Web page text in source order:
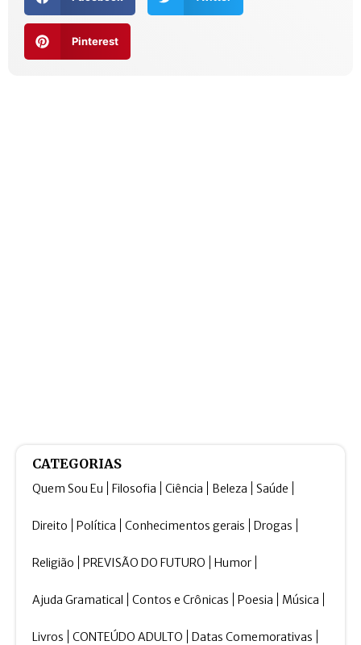
Pinterest
CATEGORIAS
Quem Sou Eu Filosofia Ciência Beleza Saúde
Direito Política Conhecimentos gerais Drogas
Religião PREVISÃO DO FUTURO Humor
Ajuda Gramatical Contos e Crônicas Poesia Música
Livros CONTEÚDO ADULTO Datas Comemorativas